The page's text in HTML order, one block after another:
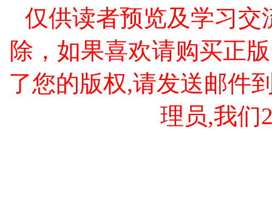
仅供读者预览及学习交
除，如果喜欢请购买正
了您的版权,请发送邮件
理员,我们